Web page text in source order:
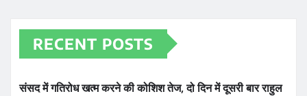
RECENT POSTS
संसद में गतिरोध खत्म करने की कोशिश तेज, दो दिन में दूसरी बार राहुल